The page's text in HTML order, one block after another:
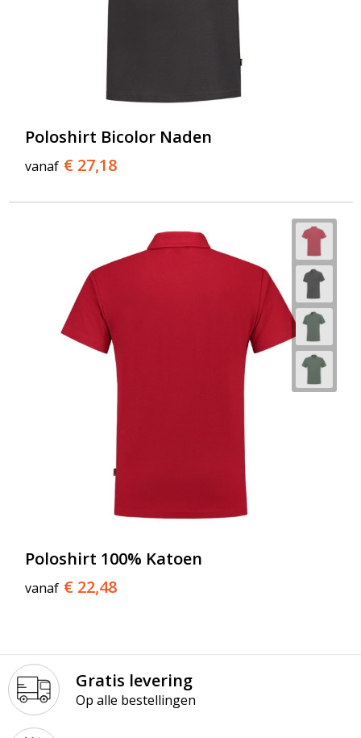
Poloshirt Bicolor Naden
vanaf € 27,18
Poloshirt 100% Katoen
vanaf € 22,48
Gratis levering
Op alle bestellingen